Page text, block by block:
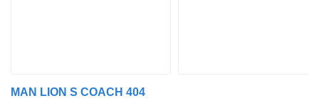
MAN LION S COACH 404